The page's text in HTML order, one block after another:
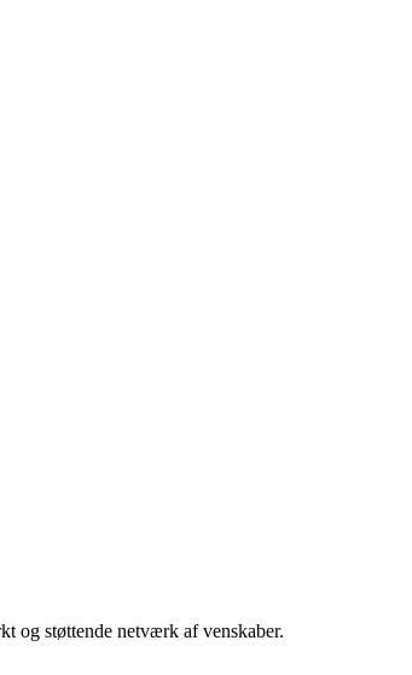
og støttende netværk af venskaber.